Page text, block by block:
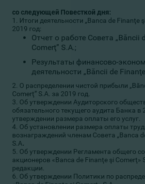
со следующей Повесткой дня:
1. Итоги деятельности „Banca de Finanţe
2019 год:
Отчет о работе Совета „Băncii
Comerţ” S.A.;
Результаты финансово-
деятельности „Băncii de
2. О распределении чистой прибыли
Comerţ” S.A. за 2019 год.
3. Об утверждении Аудиторского
обязательного текущего аудита Банка в
утверждении размера оплаты его услуг.
4. Об установлении размера оплаты
вознаграждений членам Совета „Banca
S.A.
5. Об утверждении Регламента общего
акционеров «Banca de Finanţe şi Comerţ»
редакции.
6. Об утверждении Политики по